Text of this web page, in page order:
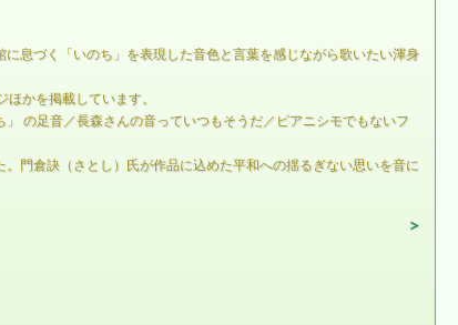
息づく「いのち」を表現した音色と言葉を感じながら歌いたい渾身
かを掲載しています。
の足音／長森さんの音っていつもそうだ／ピアニシモでもないフ
門倉訣（さとし）氏が作品に込めた平和への揺るぎない思いを音に